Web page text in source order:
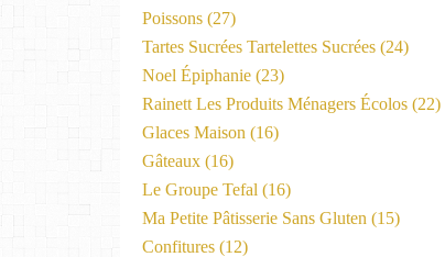
Poissons (27)
Tartes Sucrées Tartelettes Sucrées (24)
Noel Épiphanie (23)
Rainett Les Produits Ménagers Écolos (22)
Glaces Maison (16)
Gâteaux (16)
Le Groupe Tefal (16)
Ma Petite Pâtisserie Sans Gluten (15)
Confitures (12)